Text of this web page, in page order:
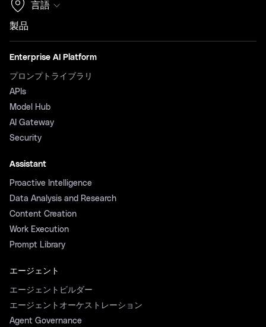
言語
製品
Enterprise AI Platform
プロンプトライブラリ
APIs
Model Hub
AI Gateway
Security
Assistant
Proactive Intelligence
Data Analysis and Research
Content Creation
Work Execution
Prompt Library
エージェント
エージェントビルダー
エージェントオーケストレーション
Agent Governance